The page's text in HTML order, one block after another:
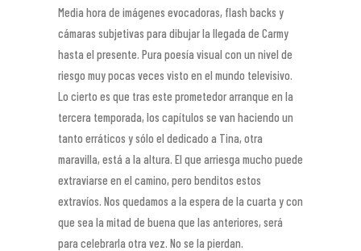
Media hora de imágenes evocadoras, flash backs y
cámaras subjetivas para dibujar la llegada de Carmy
hasta el presente. Pura poesía visual con un nivel de
riesgo muy pocas veces visto en el mundo televisivo.
Lo cierto es que tras este prometedor arranque en la
tercera temporada, los capítulos se van haciendo un
tanto erráticos y sólo el dedicado a Tina, otra
maravilla, está a la altura. El que arriesga mucho puede
extraviarse en el camino, pero benditos estos
extravíos. Nos quedamos a la espera de la cuarta y con
que sea la mitad de buena que las anteriores, será
para celebrarla otra vez. No se la pierdan.